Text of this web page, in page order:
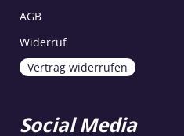
AGB
Widerruf
Vertrag widerrufen
Social Media